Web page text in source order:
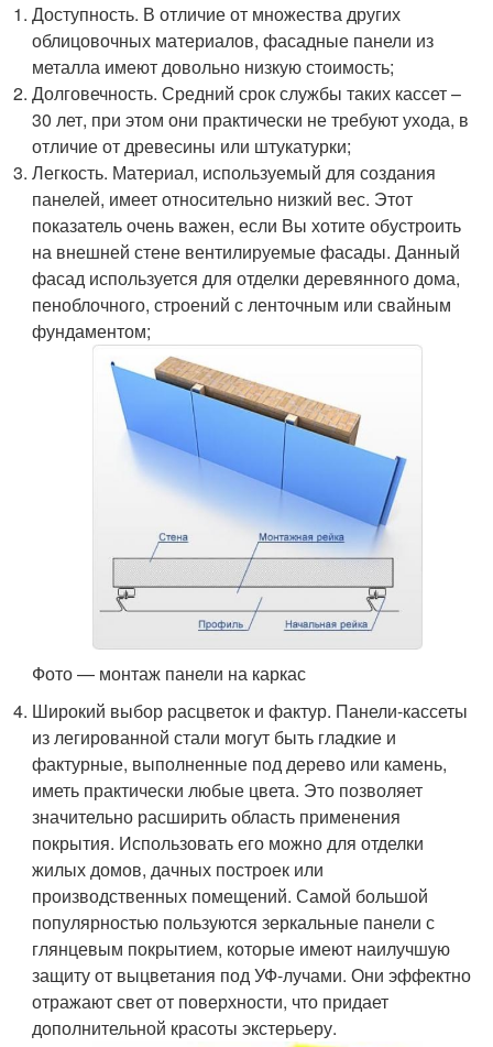
Доступность. В отличие от множества других
облицовочных материалов, фасадные панели из
металла имеют довольно низкую стоимость;
Долговечность. Средний срок службы таких кассет –
30 лет, при этом они практически не требуют ухода, в
отличие от древесины или штукатурки;
Легкость. Материал, используемый для создания
панелей, имеет относительно низкий вес. Этот
показатель очень важен, если Вы хотите обустроить
на внешней стене вентилируемые фасады. Данный
фасад используется для отделки деревянного дома,
пеноблочного, строений с ленточным или свайным
фундаментом;
Фото — монтаж панели на каркас
Широкий выбор расцветок и фактур. Панели-кассеты
из легированной стали могут быть гладкие и
фактурные, выполненные под дерево или камень,
иметь практически любые цвета. Это позволяет
значительно расширить область применения
покрытия. Использовать его можно для отделки
жилых домов, дачных построек или
производственных помещений. Самой большой
популярностью пользуются зеркальные панели с
глянцевым покрытием, которые имеют наилучшую
защиту от выцветания под УФ-лучами. Они эффектно
отражают свет от поверхности, что придает
дополнительной красоты экстерьеру.